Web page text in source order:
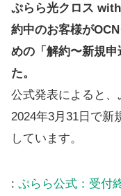
ぷらら光クロス
約中のお客様が
めの「解約〜新規
た。
公式発表によると
2024年3月31日で新
しています。
: ぷらら公式：受付